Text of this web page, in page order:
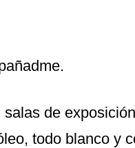
de
todo blanco y